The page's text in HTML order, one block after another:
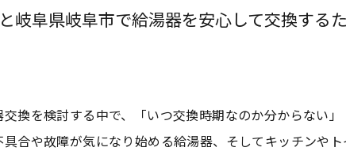
岐阜県岐阜市で給湯器を安心して交換する
換を検討する中で、「いつ交換時期なのか分からない
合や故障が気になり始める給湯器、そしてキッチンや